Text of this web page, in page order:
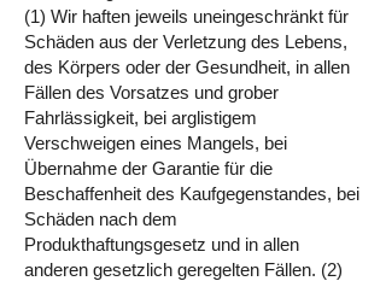
(1) Wir haften jeweils uneingeschränkt für
Schäden aus der Verletzung des Lebens,
des Körpers oder der Gesundheit, in allen
Fällen des Vorsatzes und grober
Fahrlässigkeit, bei arglistigem
Verschweigen eines Mangels, bei
Übernahme der Garantie für die
Beschaffenheit des Kaufgegenstandes, bei
Schäden nach dem
Produkthaftungsgesetz und in allen
anderen gesetzlich geregelten Fällen. (2)